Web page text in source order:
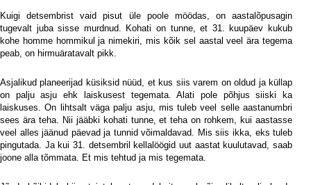
Kuigi detsembrist vaid pisut üle poole möödas, on aastalõpusagin
tugevalt juba sisse murdnud. Kohati on tunne, et 31. kuupäev kukub
kohe homme hommikul ja nimekiri, mis kõik sel aastal veel ära tegema
peab, on hirmuäratavalt pikk.
Asjalikud planeerijad küsiksid nüüd, et kus siis varem on oldud ja küllap
on palju asju ehk laiskusest tegemata. Alati pole põhjus siiski ka
laiskuses. On lihtsalt väga palju asju, mis tuleb veel selle aastanumbri
sees ära teha. Nii jääbki kohati tunne, et teha on rohkem, kui aastasse
veel alles jäänud päevad ja tunnid võimaldavad. Mis siis ikka, eks tuleb
pingutada. Ja kui 31. detsembril kellalöögid uut aastat kuulutavad, saab
joone alla tõmmata. Et mis tehtud ja mis tegemata.